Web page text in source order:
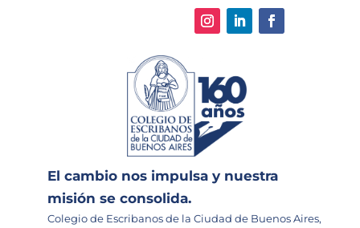
El cambio nos impulsa y nuestra
misión se consolida.
Colegio de Escribanos de la Ciudad de Buenos Aires,